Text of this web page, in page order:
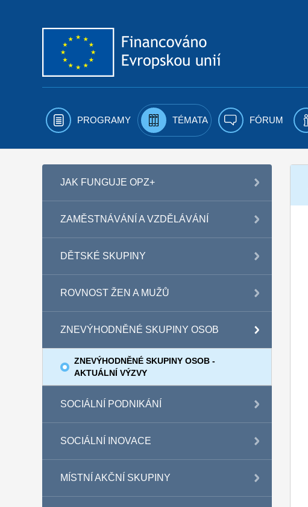
PROGRAMY TÉMATA FÓRUM
JAK FUNGUJE OPZ+
ZAMĚSTNÁVÁNÍ A VZDĚLÁVÁNÍ
DĚTSKÉ SKUPINY
ROVNOST ŽEN A MUŽŮ
ZNEVÝHODNĚNÉ SKUPINY OSOB
ZNEVÝHODNĚNÉ SKUPINY OSOB -
AKTUÁLNÍ VÝZVY
SOCIÁLNÍ PODNIKÁNÍ
SOCIÁLNÍ INOVACE
MÍSTNÍ AKČNÍ SKUPINY